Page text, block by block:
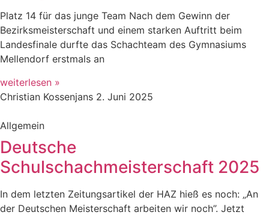
Platz 14 für das junge Team Nach dem Gewinn der
Bezirksmeisterschaft und einem starken Auftritt beim
Landesfinale durfte das Schachteam des Gymnasiums
Mellendorf erstmals an
weiterlesen »
Christian Kossenjans 2. Juni 2025
Allgemein
Deutsche
Schulschachmeisterschaft 2025
In dem letzten Zeitungsartikel der HAZ hieß es noch: „An
der Deutschen Meisterschaft arbeiten wir noch”. Jetzt